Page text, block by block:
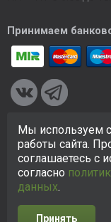
Принимаем
© 2005-2026 ООО
исключительно в
на сайте не
отношении
Мы используем
работы сайта.
соглашаетесь с
согласно
данных.
Принять